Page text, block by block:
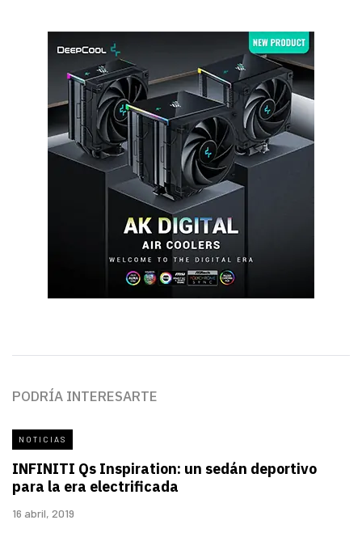
PODRÍA INTERESARTE
NOTICIAS
INFINITI Qs Inspiration: un sedán deportivo
para la era electrificada
16 abril, 2019